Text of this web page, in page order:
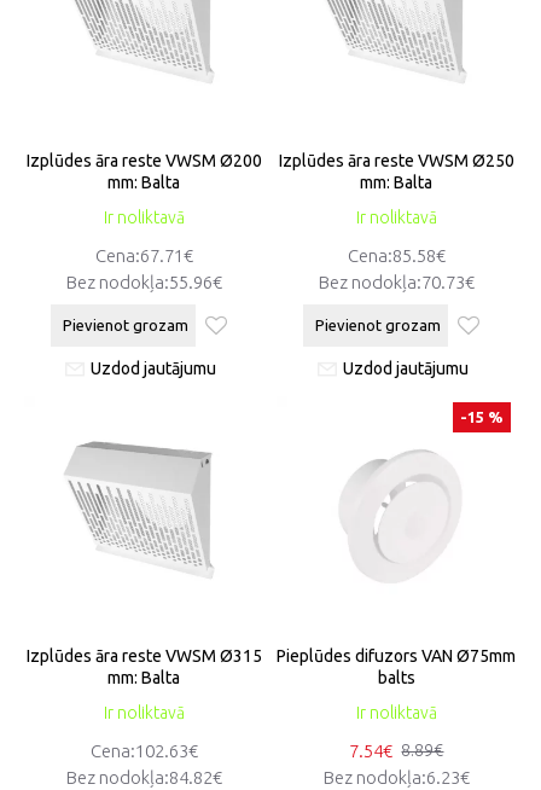
Ir noliktavā
Izplūdes āra reste VWSM Ø200
mm: Balta
Cena:67.71€
Bez nodokļa:55.96€
Pievienot grozam
Uzdod jautājumu
Ir noliktavā
Izplūdes āra reste VWSM Ø250
mm: Balta
Cena:85.58€
Bez nodokļa:70.73€
Pievienot grozam
Uzdod jautājumu
Ir noliktavā
Izplūdes āra reste VWSM Ø315
mm: Balta
Cena:102.63€
Bez nodokļa:84.82€
-15 %
Ir noliktavā
Pieplūdes difuzors VAN Ø75mm
balts
7.54€ 8.89€
Bez nodokļa:6.23€